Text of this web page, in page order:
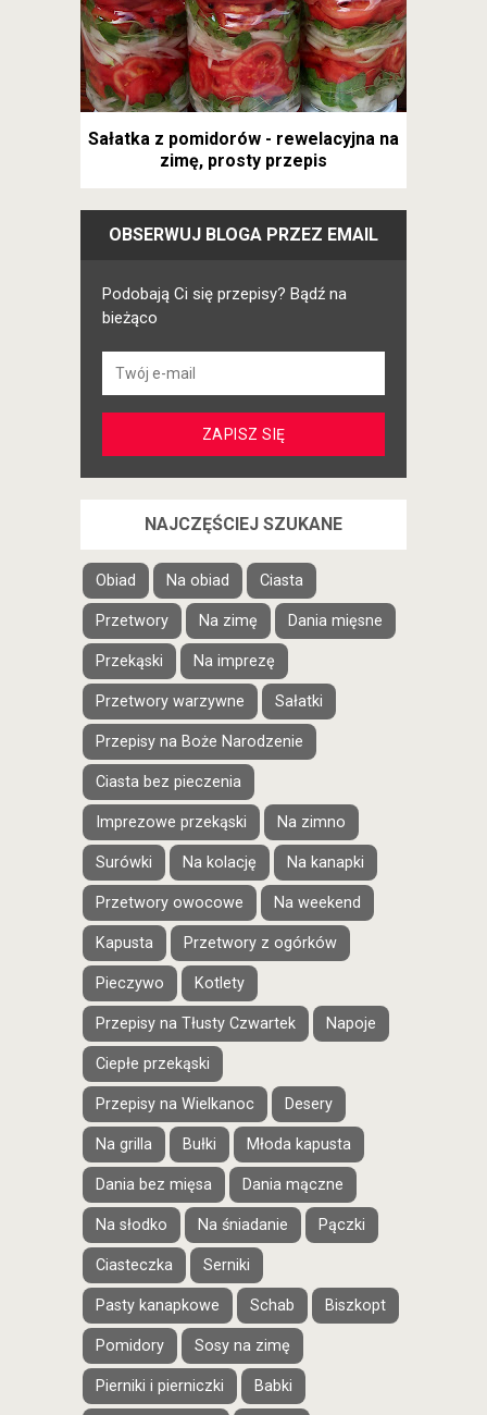
Sałatka z pomidorów - rewelacyjna na
zimę, prosty przepis
OBSERWUJ BLOGA PRZEZ EMAIL
Podobają Ci się przepisy? Bądź na
bieżąco
NAJCZĘŚCIEJ SZUKANE
Obiad Na obiad Ciasta
Przetwory Na zimę Dania mięsne
Przekąski Na imprezę
Przetwory warzywne Sałatki
Przepisy na Boże Narodzenie
Ciasta bez pieczenia
Imprezowe przekąski Na zimno
Surówki Na kolację Na kanapki
Przetwory owocowe Na weekend
Kapusta Przetwory z ogórków
Pieczywo Kotlety
Przepisy na Tłusty Czwartek Napoje
Ciepłe przekąski
Przepisy na Wielkanoc Desery
Na grilla Bułki Młoda kapusta
Dania bez mięsa Dania mączne
Na słodko Na śniadanie Pączki
Ciasteczka Serniki
Pasty kanapkowe Schab Biszkopt
Pomidory Sosy na zimę
Pierniki i pierniczki Babki